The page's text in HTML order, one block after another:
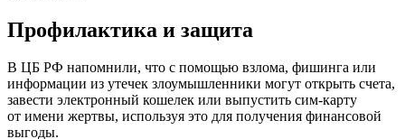
Профилактика и защита
В ЦБ РФ напомнили, что с помощью взлома, фишинга или
информации из утечек злоумышленники могут открыть счета,
завести электронный кошелек или выпустить сим-карту
от имени жертвы, используя это для получения финансовой
выгоды.